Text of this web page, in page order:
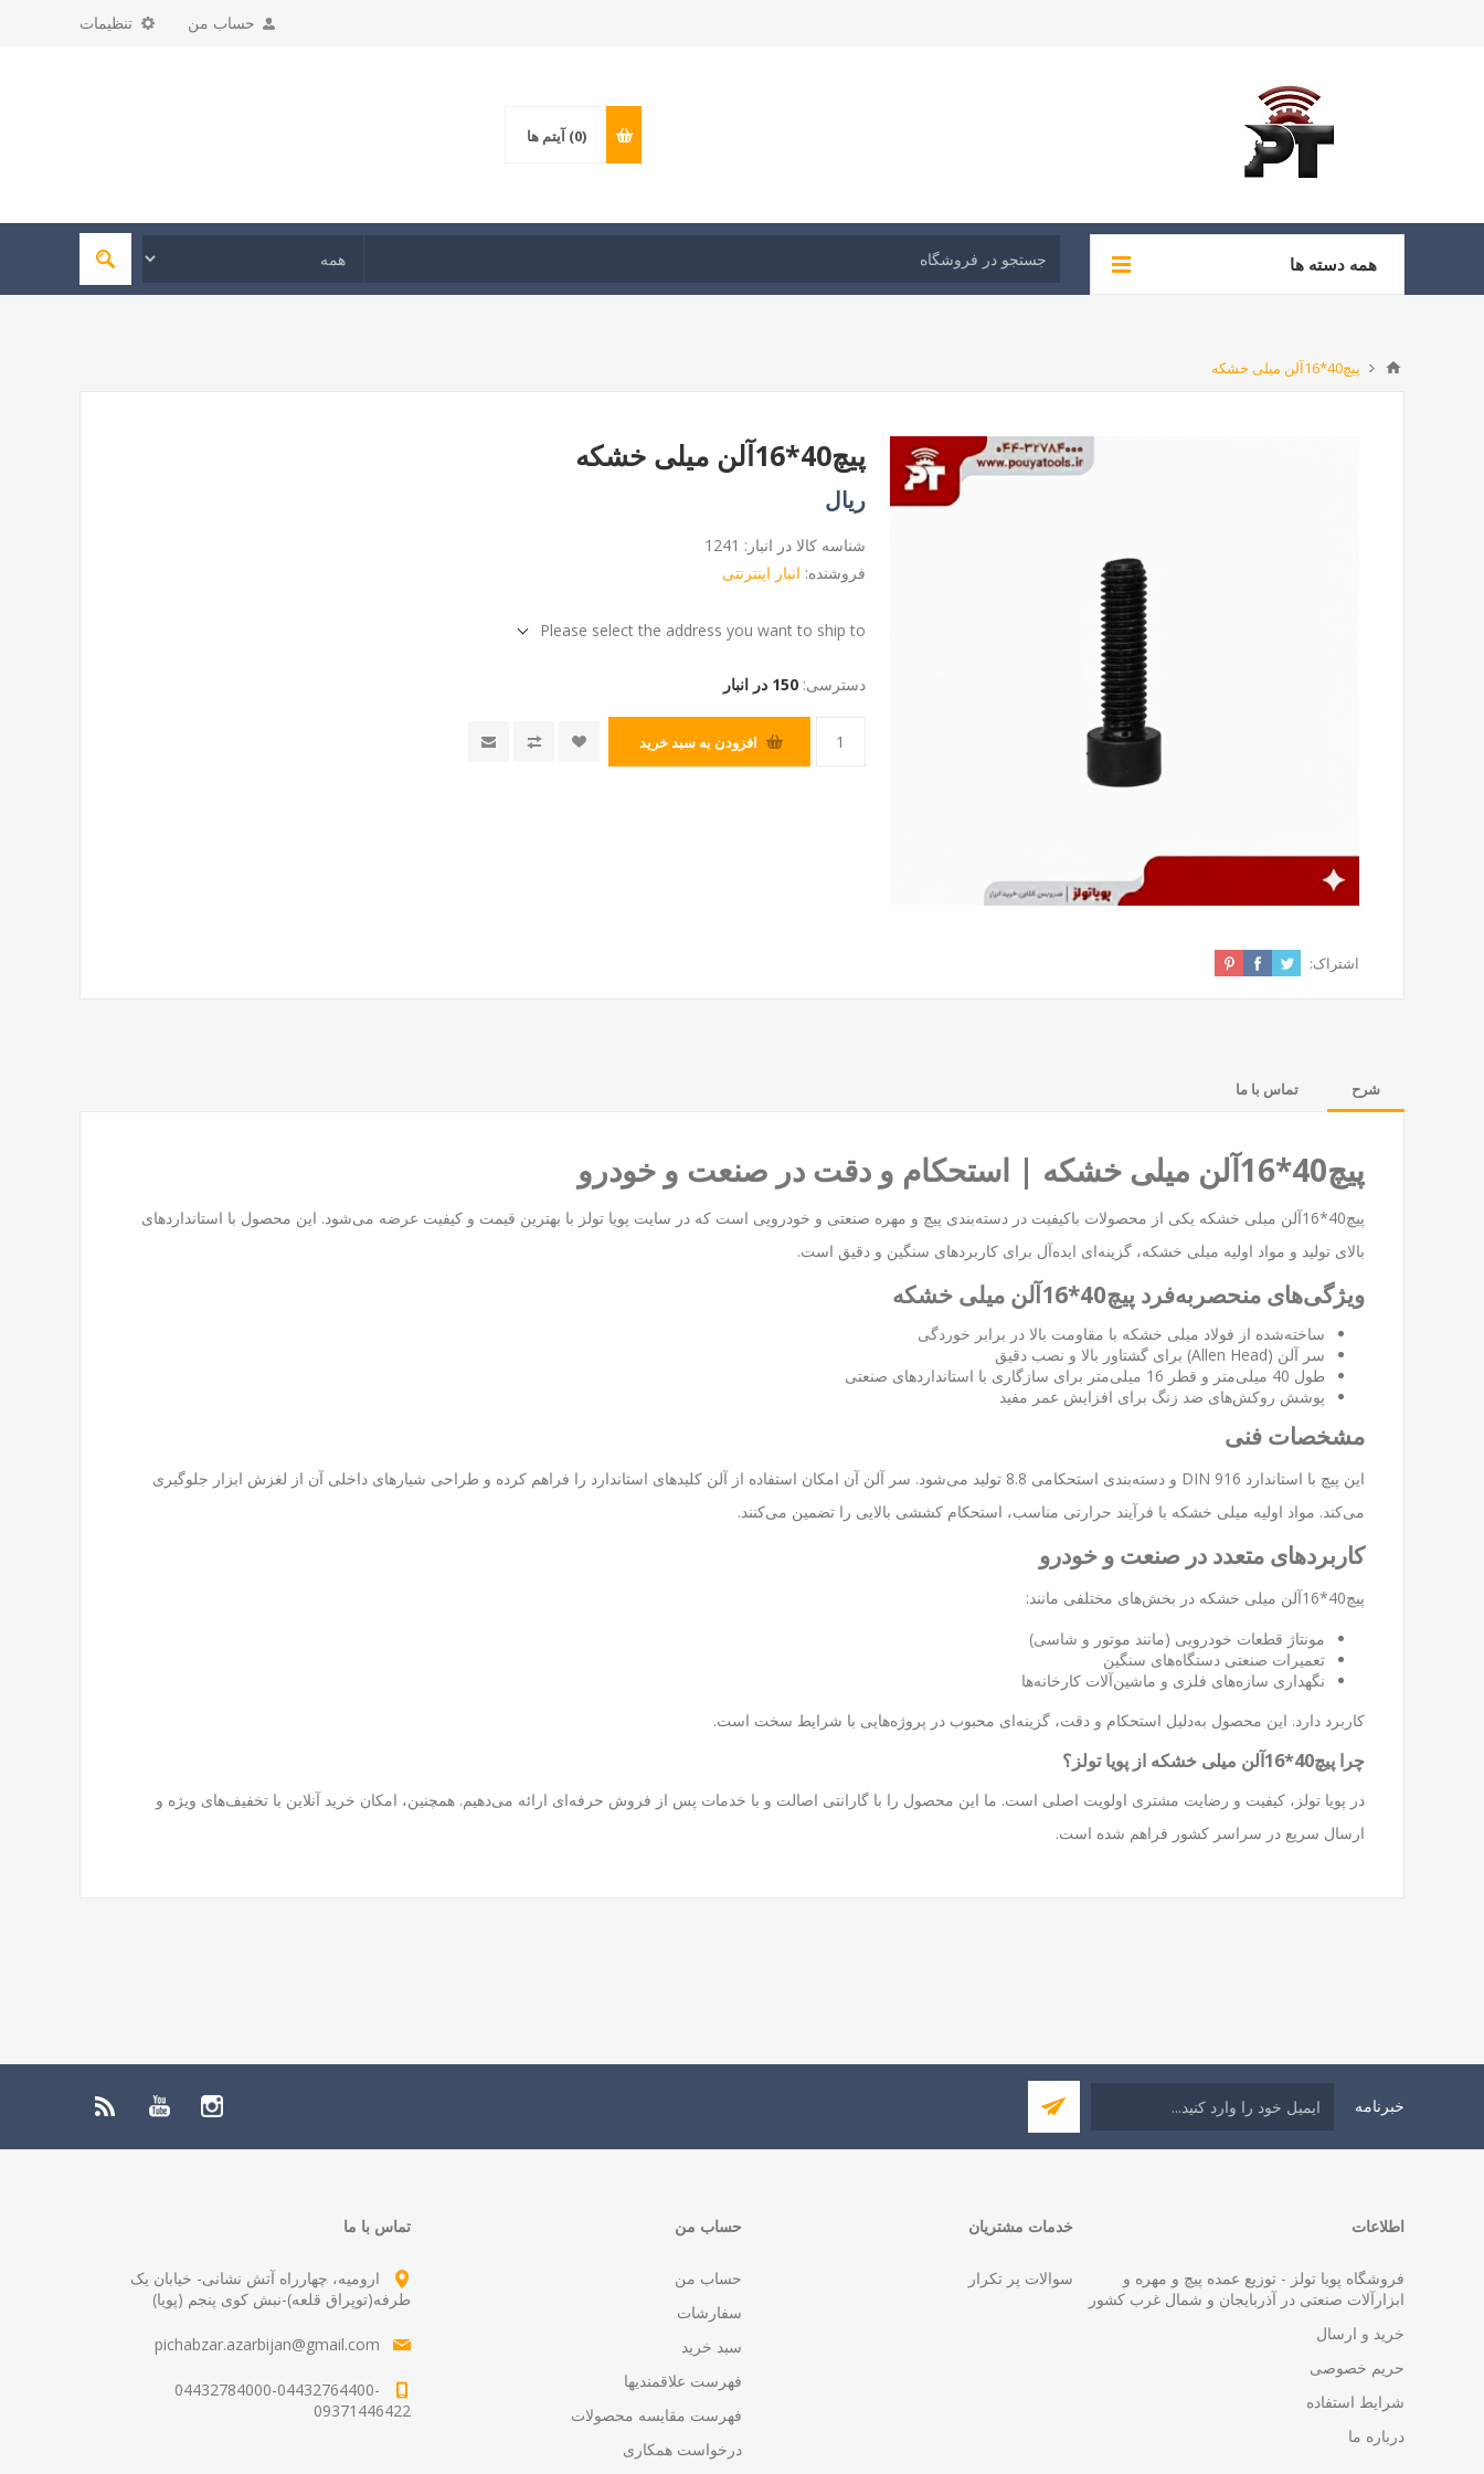
تنظیمات حساب من
(0) آیتم ها
همه دسته ها
پیچ40*16آلن میلی خشکه
پیچ40*16آلن میلی خشکه
ریال
شناسه کالا در انبار: 1241
فروشنده: انبار اینترنتی
Please select the address you want to ship to
دسترسی: 150 در انبار
افزودن به سبد خرید
اشتراک:
شرح تماس با ما
پیچ40*16آلن میلی خشکه | استحکام و دقت در صنعت و خودرو
پیچ40*16آلن میلی خشکه یکی از محصولات باکیفیت در دسته‌بندی پیچ و مهره صنعتی و خودرویی است که در سایت پویا تولز با بهترین قیمت و کیفیت عرضه می‌شود. این محصول با استانداردهای
بالای تولید و مواد اولیه میلی خشکه، گزینه‌ای ایده‌آل برای کاربردهای سنگین و دقیق است.
ویژگی‌های منحصربه‌فرد پیچ40*16آلن میلی خشکه
ساخته‌شده از فولاد میلی خشکه با مقاومت بالا در برابر خوردگی
سر آلن (Allen Head) برای گشتاور بالا و نصب دقیق
طول 40 میلی‌متر و قطر 16 میلی‌متر برای سازگاری با استانداردهای صنعتی
پوشش روکش‌های ضد زنگ برای افزایش عمر مفید
مشخصات فنی
این پیچ با استاندارد DIN 916 و دسته‌بندی استحکامی 8.8 تولید می‌شود. سر آلن آن امکان استفاده از آلن کلیدهای استاندارد را فراهم کرده و طراحی شیارهای داخلی آن از لغزش ابزار جلوگیری
می‌کند. مواد اولیه میلی خشکه با فرآیند حرارتی مناسب، استحکام کششی بالایی را تضمین می‌کنند.
کاربردهای متعدد در صنعت و خودرو
پیچ40*16آلن میلی خشکه در بخش‌های مختلفی مانند:
مونتاژ قطعات خودرویی (مانند موتور و شاسی)
تعمیرات صنعتی دستگاه‌های سنگین
نگهداری سازه‌های فلزی و ماشین‌آلات کارخانه‌ها
کاربرد دارد. این محصول به‌دلیل استحکام و دقت، گزینه‌ای محبوب در پروژه‌هایی با شرایط سخت است.
چرا پیچ40*16آلن میلی خشکه از پویا تولز؟
در پویا تولز، کیفیت و رضایت مشتری اولویت اصلی است. ما این محصول را با گارانتی اصالت و با خدمات پس از فروش حرفه‌ای ارائه می‌دهیم. همچنین، امکان خرید آنلاین با تخفیف‌های ویژه و
ارسال سریع در سراسر کشور فراهم شده است.
خبرنامه
اطلاعات
فروشگاه پویا تولز - توزیع عمده پیچ و مهره و
ابزارآلات صنعتی در آذربایجان و شمال غرب کشور
خرید و ارسال
حریم خصوصی
شرایط استفاده
درباره ما
خدمات مشتریان
سوالات پر تکرار
حساب من
حساب من
سفارشات
سبد خرید
فهرست علاقمندیها
فهرست مقایسه محصولات
درخواست همکاری
تماس با ما
ارومیه، چهارراه آتش نشانی- خیابان یک
طرفه(توپراق قلعه)-نبش کوی پنجم (پویا)
pichabzar.azarbijan@gmail.com
04432784000-04432764400-
09371446422